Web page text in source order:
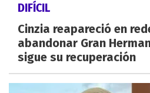
DIFÍCIL
Cinzia reapareció en
abandonar Gran
sigue su recuperación